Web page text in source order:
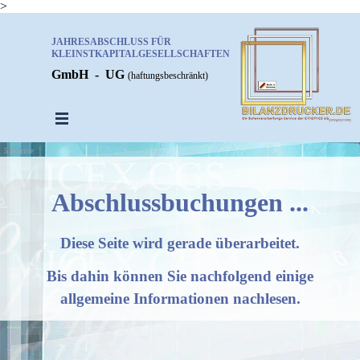
>
JAHRESABSCHLUSS FÜR
KLEINSTKAPITALGESELLSCHAFTEN
GmbH - UG (haftungsbeschränkt)
Menü überspringen
5 Schritte
Abschlussbuchungen ...
Diese Seite wird gerade überarbeitet.
Bis dahin können Sie nachfolgend einige
allgemeine Informationen nachlesen.